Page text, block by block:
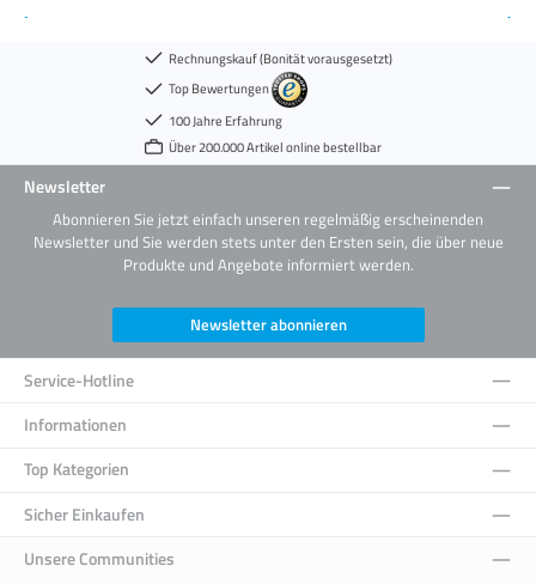
Rechnungskauf (Bonität vorausgesetzt)
Top Bewertungen
100 Jahre Erfahrung
Über 200.000 Artikel online bestellbar
Newsletter
Abonnieren Sie jetzt einfach unseren regelmäßig erscheinenden
Newsletter und Sie werden stets unter den Ersten sein, die über neue
Produkte und Angebote informiert werden.
Newsletter abonnieren
Service-Hotline
Informationen
Top Kategorien
Sicher Einkaufen
Unsere Communities